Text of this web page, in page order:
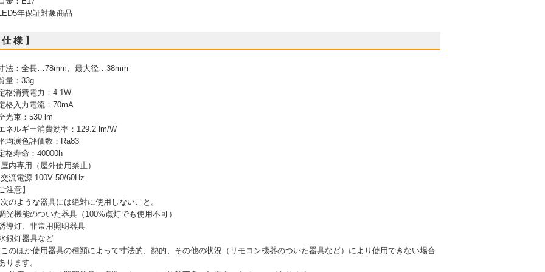
年保証対象商品
仕 様 】
法：全長…78mm、最大径…38mm
量：33g
格消費電力：4.1W
格入力電流：70mA
光束：530 lm
ネルギー消費効率：129.2 lm/W
均演色評価数：Ra83
格寿命：40000h
内専用（屋外使用禁止）
流電源 100V 50/60Hz
注意】
のような器具には絶対に使用しないこと。
光機能のついた器具（100%点灯でも使用不可）
導灯、非常用照明器具
銀灯器具など
のほか使用器具の種類によって寸法的、熱的、その他の状況（リモコン機器のついた器具など）により使用できない場合
ります。